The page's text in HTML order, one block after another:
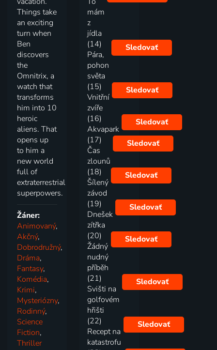
Things take
an exciting
turn when
Ben
discovers
the
Omnitrix, a
watch that
transforms
him into 10
heroic
aliens. That
opens up
to him a
new world
full of
extraterrestrial
superpowers.
Žáner:
Animovaný,
Akčný,
Dobrodružný,
Dráma,
Fantasy,
Komédia,
Krimi,
Mysteriózny,
Rodinný,
Science
Fiction,
Thriller
mám
z
jídla
(14)
Pára,
pohon
světa
Sledovať
(15)
Vnitřní
zvíře
Sledovať
(16)
Akvapark
Sledovať
(17)
Čas
zlounů
Sledovať
(18)
Šílený
závod
Sledovať
(19)
Dnešek
zítřka
Sledovať
(20)
Žádný
nudný
příběh
Sledovať
(21)
Svišti na
golfovém
hřišti
Sledovať
(22)
Recept na
katastrofu
Sledovať